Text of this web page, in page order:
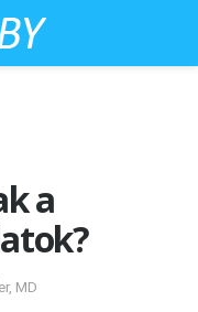
a
MD